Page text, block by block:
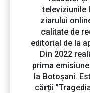
televiziunile
ziarului
calitate de
editorial de la
Din 2022
prima
la Botoșani.
cărții